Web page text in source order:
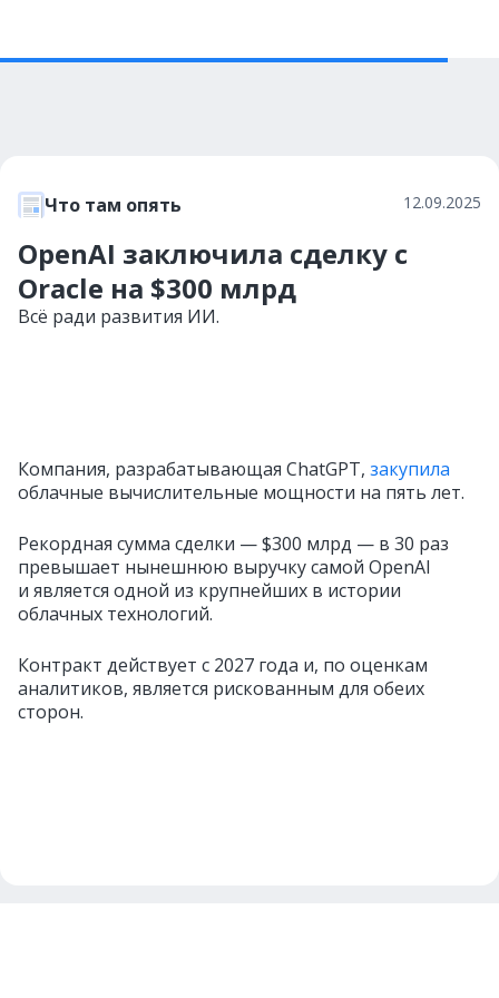
Что там опять 12.09.2025
OpenAI заключила сделку с
Oracle на $300 млрд
Всё ради развития ИИ.
Компания, разрабатывающая ChatGPT, закупила
облачные вычислительные мощности на пять лет.
Рекордная сумма сделки — $300 млрд — в 30 раз
превышает нынешнюю выручку самой OpenAI
и является одной из крупнейших в истории
облачных технологий.
Контракт действует с 2027 года и, по оценкам
аналитиков, является рискованным для обеих
сторон.